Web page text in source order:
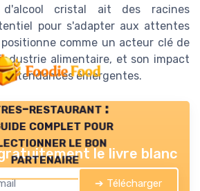
cristal ait des racines
pour s'adapter aux attentes
comme un acteur clé de
alimentaire, et son impact
tendances émergentes.
restaurant :
complet pour
le bon
partenaire
le livre blanc
➔ Télécharger